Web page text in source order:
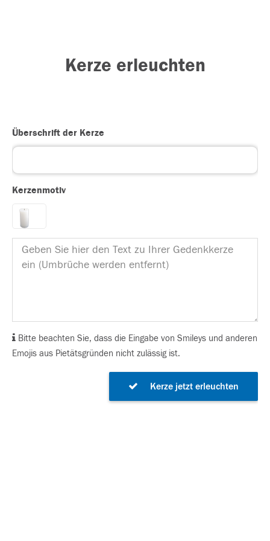
Kerze erleuchten
Überschrift der Kerze
Kerzenmotiv
Bitte beachten Sie, dass die Eingabe von Smileys und anderen
Emojis aus Pietätsgründen nicht zulässig ist.
Kerze jetzt erleuchten